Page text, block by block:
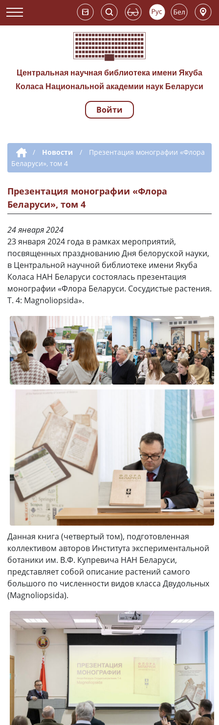
Центральная научная библиотека имени Якуба
Коласа Национальной академии наук Беларуси
Навигация по
Войти
Дополнительная навигация
/ Новости /
Презентация монографии «Флора
Беларуси», том 4
Презентация монографии «Флора
Беларуси», том 4
24 января 2024
23 января 2024 года в рамках мероприятий,
посвященных празднованию Дня белоруской науки,
в Центральной научной библиотеке имени Якуба
Коласа НАН Беларуси состоялась презентация
монографии «Флора Беларуси. Сосудистые растения.
Т. 4: Magnoliopsida».
Данная книга (четвертый том), подготовленная
коллективом авторов Института экспериментальной
ботаники им. В.Ф. Купревича НАН Беларуси,
представляет собой описание растений самого
большого по численности видов класса Двудольных
(Magnoliopsida).